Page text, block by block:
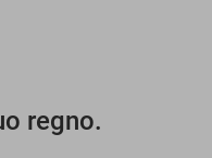
regno.